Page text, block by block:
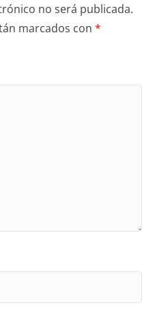
no será publicada.
marcados con *